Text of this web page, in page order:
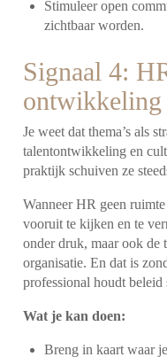
Stimuleer open
zichtbaar worden.
Signaal 4:
ontwikkeling
Je weet dat thema’s als
talentontwikkeling en
praktijk schuiven ze
Wanneer HR geen
vooruit te kijken en te
onder druk, maar ook de
organisatie. En dat is
professional houdt beleid
Wat je kan doen:
Breng in kaart waar